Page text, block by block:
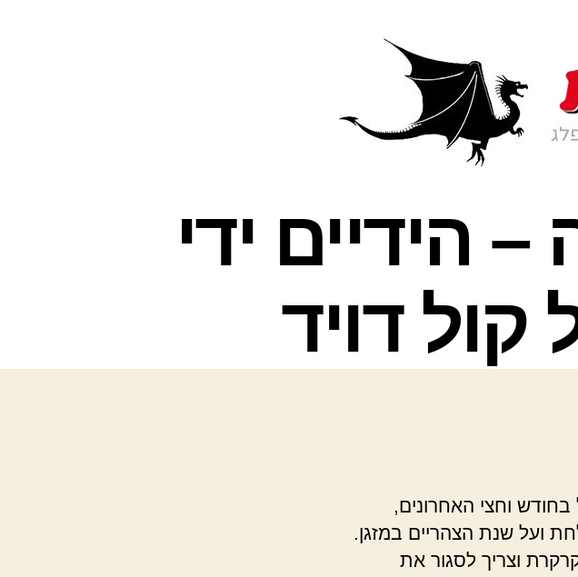
– הידיים ידי
דויד
וחצי האחרונים,
ועל שנת הצהריים במזגן.
וצריך לסגור את